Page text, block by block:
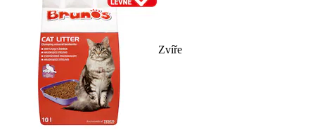
Zvíře